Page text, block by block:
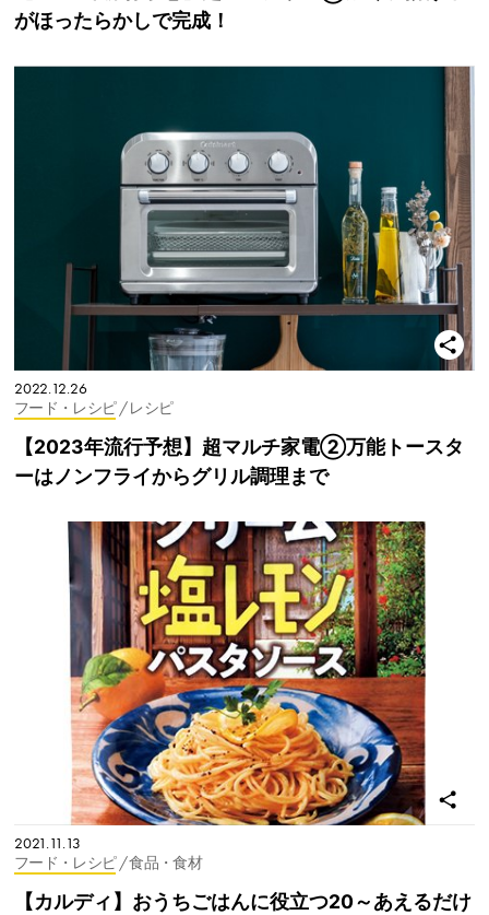
がほったらかしで完成！
2022.12.26
フード・レシピ / レシピ
【2023年流行予想】超マルチ家電②万能トースタ
ーはノンフライからグリル調理まで
2021.11.13
フード・レシピ / 食品・食材
【カルディ】おうちごはんに役立つ20～あえるだけ